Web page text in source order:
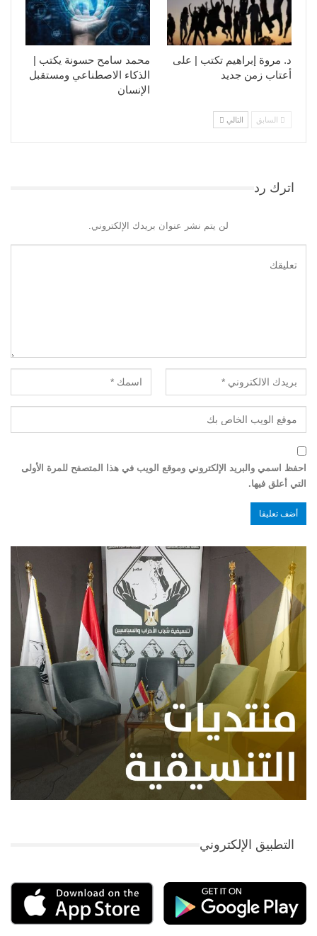
محمد سامح حسونة يكتب |
الذكاء الاصطناعي ومستقبل
الإنسان
د. مروة إبراهيم تكتب | على
أعتاب زمن جديد
السابق التالي
اترك رد
لن يتم نشر عنوان بريدك الإلكتروني.
احفظ اسمي والبريد الإلكتروني وموقع الويب في هذا المتصفح للمرة الأولى
التي أعلق فيها.
التطبيق الإلكتروني